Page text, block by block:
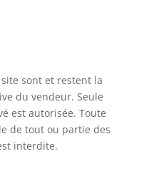
sont et restent la
du vendeur. Seule
est autorisée. Toute
de tout ou partie des
interdite.